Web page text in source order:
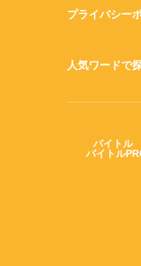
プライバシー
人気ワードで
バイトル
バイトル